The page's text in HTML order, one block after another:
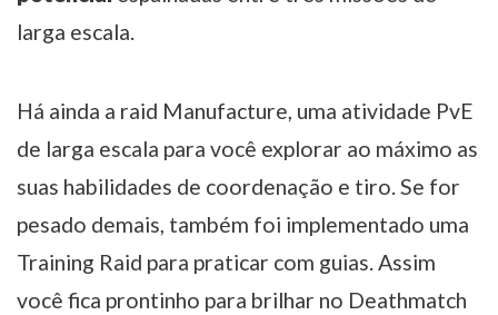
larga escala.
Há ainda a raid Manufacture, uma atividade PvE
de larga escala para você explorar ao máximo as
suas habilidades de coordenação e tiro. Se for
pesado demais, também foi implementado uma
Training Raid para praticar com guias. Assim
você fica prontinho para brilhar no Deathmatch